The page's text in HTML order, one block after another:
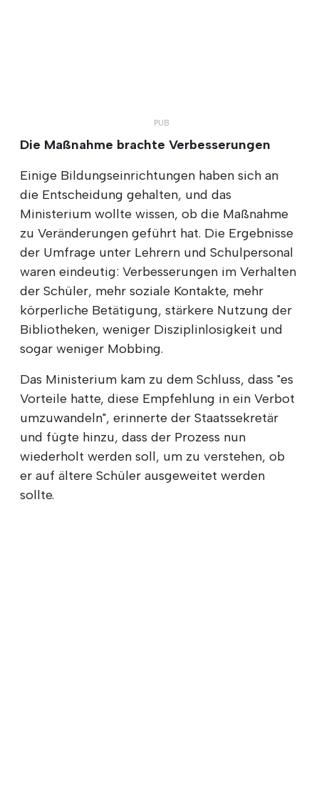
Die Maßnahme brachte Verbesserungen
Einige Bildungseinrichtungen haben sich an
die Entscheidung gehalten, und das
Ministerium wollte wissen, ob die Maßnahme
zu Veränderungen geführt hat. Die Ergebnisse
der Umfrage unter Lehrern und Schulpersonal
waren eindeutig: Verbesserungen im Verhalten
der Schüler, mehr soziale Kontakte, mehr
körperliche Betätigung, stärkere Nutzung der
Bibliotheken, weniger Disziplinlosigkeit und
sogar weniger Mobbing.
Das Ministerium kam zu dem Schluss, dass "es
Vorteile hatte, diese Empfehlung in ein Verbot
umzuwandeln", erinnerte der Staatssekretär
und fügte hinzu, dass der Prozess nun
wiederholt werden soll, um zu verstehen, ob
er auf ältere Schüler ausgeweitet werden
sollte.